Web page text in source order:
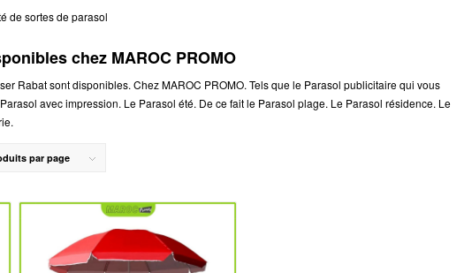
de sortes de parasol
chez MAROC PROMO
Rabat sont disponibles. Chez MAROC PROMO. Tels que le Parasol publicitaire qui vous
avec impression. Le Parasol été. De ce fait le Parasol plage. Le Parasol résidence. Le
par page